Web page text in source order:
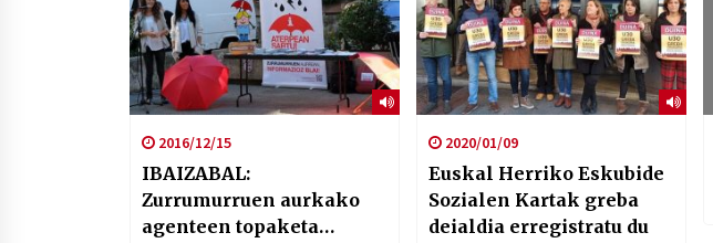
2016/12/15
IBAIZABAL:
Zurrumurruen aurkako
agenteen topaketa
2020/01/09
Euskal Herriko Eskubide
Sozialen Kartak greba
deialdia erregistratu du